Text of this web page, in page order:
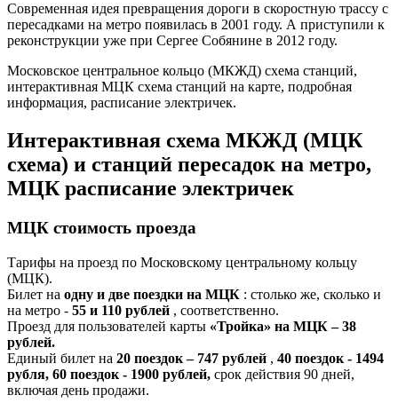
Современная идея превращения дороги в скоростную трассу с
пересадками на метро появилась в 2001 году. А приступили к
реконструкции уже при Сергее Собянине в 2012 году.
Московское центральное кольцо (МКЖД) схема станций,
интерактивная МЦК схема станций на карте, подробная
информация, расписание электричек.
Интерактивная схема МКЖД (МЦК
схема) и станций пересадок на метро,
МЦК расписание электричек
МЦК стоимость проезда
Тарифы на проезд по Московскому центральному кольцу
(МЦК).
Билет на одну и две поездки на МЦК : столько же, сколько и
на метро - 55 и 110 рублей , соответственно.
Проезд для пользователей карты «Тройка» на МЦК – 38
рублей.
Единый билет на 20 поездок – 747 рублей , 40 поездок - 1494
рубля, 60 поездок - 1900 рублей, срок действия 90 дней,
включая день продажи.